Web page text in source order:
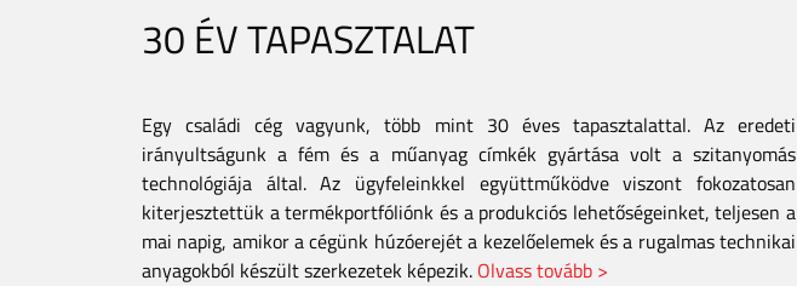
30 ÉV TAPASZTALAT
Egy családi cég vagyunk, több mint 30 éves tapasztalattal. Az eredeti
irányultságunk a fém és a műanyag címkék gyártása volt a szitanyomás
technológiája által. Az ügyfeleinkkel együttműködve viszont fokozatosan
kiterjesztettük a termékportfóliónk és a produkciós lehetőségeinket, teljesen a
mai napig, amikor a cégünk húzóerejét a kezelőelemek és a rugalmas technikai
anyagokból készült szerkezetek képezik. Olvass tovább >